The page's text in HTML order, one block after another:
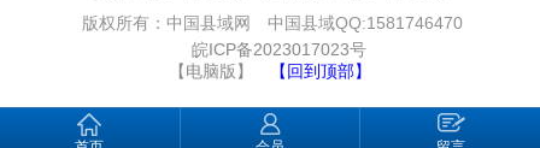
版权所有：中国县域网 中国县域QQ:1581746470
皖ICP备2023017023号
【电脑版】
【回到顶部】